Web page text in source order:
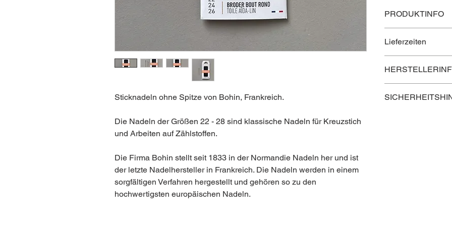
Sticknadeln ohne Spitze von Bohin, Frankreich.
Die Nadeln der Größen 22 - 28 sind klassische Nadeln für Kreuzstich
und Arbeiten auf Zählstoffen.
Die Firma Bohin stellt seit 1833 in der Normandie Nadeln her und ist
der letzte Nadelhersteller in Frankreich. Die Nadeln werden in einem
sorgfältigen Verfahren hergestellt und gehören so zu den
hochwertigsten europäischen Nadeln.
PRODUKTINFO
Packungen: jeweils
Material: vernickelter
Lieferzeiten
Lieferzeit nach
Lieferzeit in die